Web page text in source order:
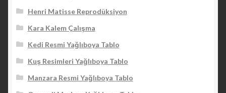
Henri Matisse Reprodüksiyon
Kara Kalem Çalışma
Kedi Resmi Yağlıboya Tablo
Kuş Resimleri Yağlıboya Tablo
Manzara Resmi Yağlıboya Tablo